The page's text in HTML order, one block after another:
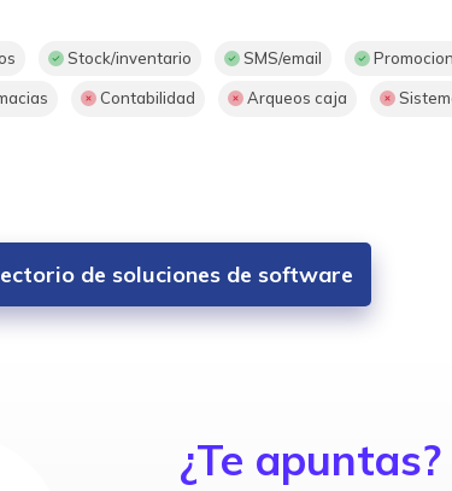
Stock/inventario SMS/email
Contabilidad Arqueos caja
de soluciones de software
¿Te apuntas?